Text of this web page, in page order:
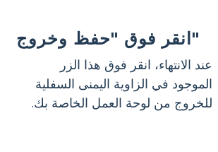
انقر فوق "حفظ وخروج"
عند الانتهاء، انقر فوق هذا الزر
الموجود في الزاوية اليمنى السفلية
للخروج من لوحة العمل الخاصة بك.